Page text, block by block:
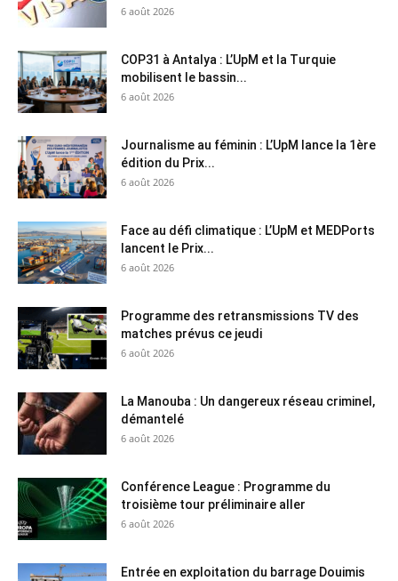
6 août 2026
COP31 à Antalya : L’UpM et la Turquie
mobilisent le bassin...
6 août 2026
Journalisme au féminin : L’UpM lance la 1ère
édition du Prix...
6 août 2026
Face au défi climatique : L’UpM et MEDPorts
lancent le Prix...
6 août 2026
Programme des retransmissions TV des
matches prévus ce jeudi
6 août 2026
La Manouba : Un dangereux réseau criminel,
démantelé
6 août 2026
Conférence League : Programme du
troisième tour préliminaire aller
6 août 2026
Entrée en exploitation du barrage Douimis